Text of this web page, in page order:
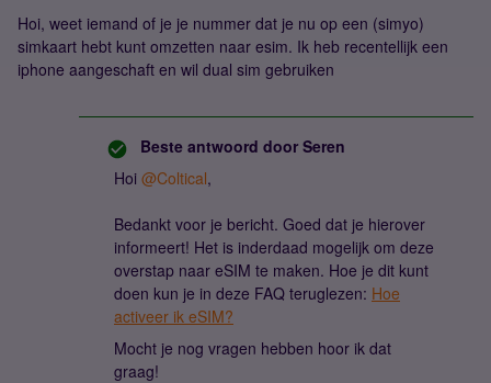
Hoi, weet iemand of je je nummer dat je nu op een (simyo)
simkaart hebt kunt omzetten naar esim. Ik heb recentellijk een
iphone aangeschaft en wil dual sim gebruiken
Beste antwoord door Seren
Hoi @Coltical,
Bedankt voor je bericht. Goed dat je hierover
informeert! Het is inderdaad mogelijk om deze
overstap naar eSIM te maken. Hoe je dit kunt
doen kun je in deze FAQ teruglezen: Hoe
activeer ik eSIM?
Mocht je nog vragen hebben hoor ik dat
graag!